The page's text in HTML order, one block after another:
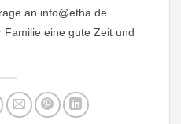
an info@etha.de
eine gute Zeit und